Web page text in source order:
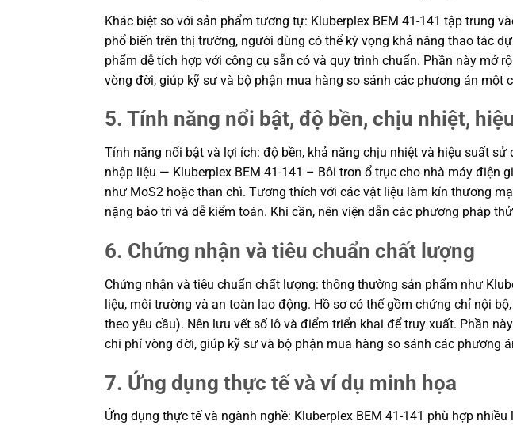
Khác biệt so với sản phẩm tương tự: Kluberplex BEM 41-141 tập trung
phổ biến trên thị trường, người dùng có thể kỳ vọng khả năng thao tác
phẩm dễ tích hợp với công cụ sẵn có và quy trình chuẩn. Phần này mở
vòng đời, giúp kỹ sư và bộ phận mua hàng so sánh các phương án một
5. Tính năng nổi bật, độ bền, chịu nhiệt,
Tính năng nổi bật và lợi ích: độ bền, khả năng chịu nhiệt và hiệu suất
nhập liệu — Kluberplex BEM 41-141 – Bôi trơn ổ trục cho nhà máy
như MoS2 hoặc than chì. Tương thích với các vật liệu làm kín thương
nặng bảo trì và dễ kiểm toán. Khi cần, nên viện dẫn các phương pháp
6. Chứng nhận và tiêu chuẩn chất lượng
Chứng nhận và tiêu chuẩn chất lượng: thông thường sản phẩm như
liệu, môi trường và an toàn lao động. Hồ sơ có thể gồm chứng chỉ nội
theo yêu cầu). Nên lưu vết số lô và điểm triển khai để truy xuất. Phần
chi phí vòng đời, giúp kỹ sư và bộ phận mua hàng so sánh các phương
7. Ứng dụng thực tế và ví dụ minh họa
Ứng dụng thực tế và ngành nghề: Kluberplex BEM 41-141 phù hợp